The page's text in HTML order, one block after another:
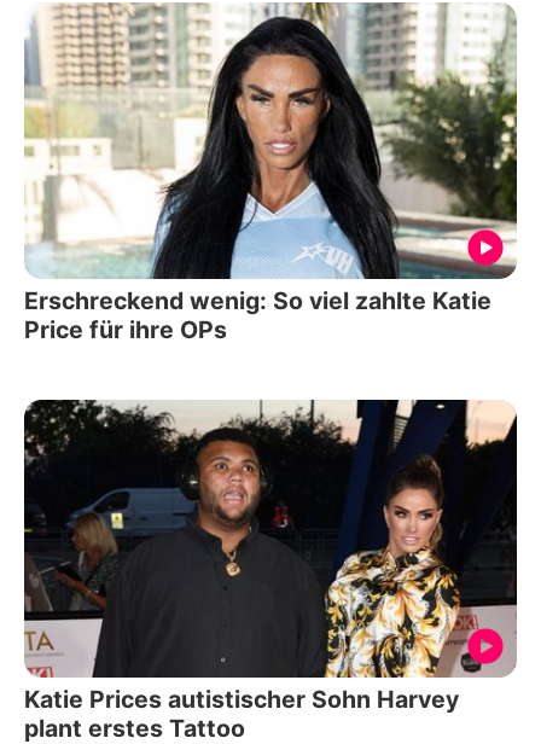
Erschreckend wenig: So viel zahlte Katie
Price für ihre OPs
Katie Prices autistischer Sohn Harvey
plant erstes Tattoo